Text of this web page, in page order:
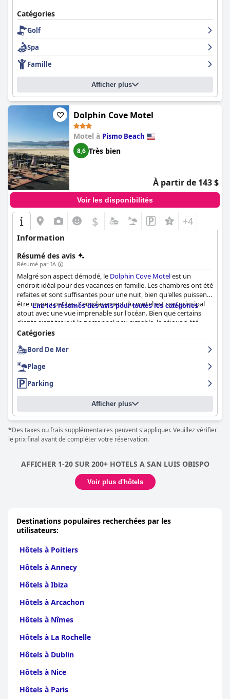
Catégories
Golf
Spa
Famille
Afficher plus
Dolphin Cove Motel
Motel à Pismo Beach
8,6 Très bien
À partir de 143 $
Voir les disponibilités
$ +4
Information
Résumé des avis
Résumé par IA
Malgré son aspect démodé, le Dolphin Cove Motelest un
endroit idéal pour des vacances en famille. Les chambres ont été
refaites et sont suffisantes pour une nuit, bien qu'elles puissent
être un peu petites. L'emplacement du motel est son principal
atout avec une vue imprenable sur l'océan. Bien que certains
clients aient trouvé le personnel peu aimable, le séjour a été
agréable dans l'ensemble. Certains clients ont trouvé le prix trop
élevé pour un motel désuet, tandis que d'autres ont estimé que
cela valait le coût pour tout ce dont ils avaient besoin pour
négatives portaient sur des chambres sales, des lits
inconfortables et des espaces réduits, mais la plupart des clients
étaient satisfaits de leur séjour. Cependant, il y a des travaux de
construction à proximité, les clients potentiels doivent donc en
être conscients. Dans l'ensemble, leDolphin Cove Motel
bon choix pour les familles avec un excellent emplacement et
des chambres suffisantes.
Lire les résumés des avis pour toutes les catégories
Catégories
Bord De Mer
Plage
Parking
Afficher plus
*Des taxes ou frais supplémentaires peuvent s'appliquer. Veuillez vérifier
le prix final avant de compléter votre réservation.
AFFICHER 1-20 SUR 200+ HOTELS A SAN LUIS OBISPO
Voir plus d'hôtels
Destinations populaires recherchées par les
utilisateurs:
Hôtels à Poitiers
Hôtels à Annecy
Hôtels à Ibiza
Hôtels à Arcachon
Hôtels à Nîmes
Hôtels à La Rochelle
Hôtels à Dublin
Hôtels à Nice
Hôtels à Paris